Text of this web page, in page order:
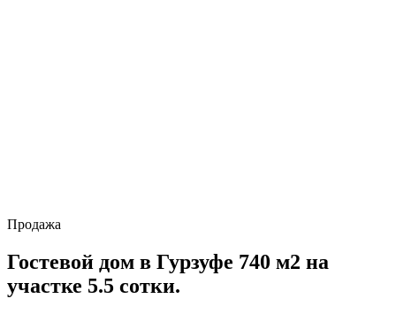
Продажа
Гостевой дом в Гурзуфе 740 м2 на
участке 5.5 сотки.